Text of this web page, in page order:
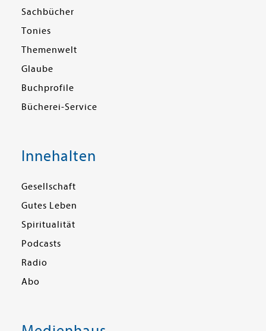
Sachbücher
Tonies
Themenwelt
Glaube
Buchprofile
Bücherei-Service
Innehalten
Gesellschaft
Gutes Leben
Spiritualität
Podcasts
Radio
Abo